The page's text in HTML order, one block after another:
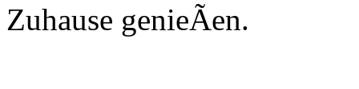
Zuhause genieÃen.